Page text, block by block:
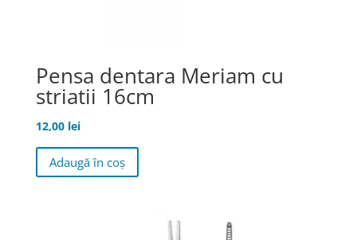
Pensa dentara Meriam cu
striatii 16cm
12,00 lei
Adaugă în coș